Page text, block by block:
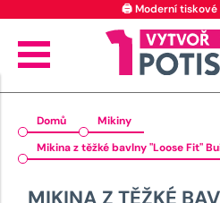
Domů
Mikiny
Mikina z těžké bavlny "Loose Fit"
MIKINA Z TĚŽKÉ